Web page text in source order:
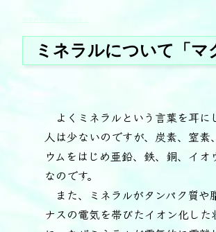
ミネラルについて「マ
よくミネラルという言葉を耳に
人は少ないのですが、炭素、窒
ウムをはじめ亜鉛、鉄、銅、イ
なのです。
また、ミネラルがタンパク質や
ナスの電気を帯びたイオン化し